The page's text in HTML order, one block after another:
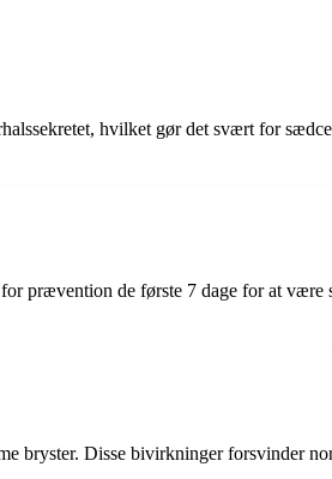
hvilket gør det svært for
prævention de første 7 dage for at
Disse bivirkninger forsvinder